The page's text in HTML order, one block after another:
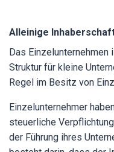
Alleinige
Das
Struktur für kleine
Regel im Besitz von
Einzelunternehmer
steuerliche
der Führung ihres